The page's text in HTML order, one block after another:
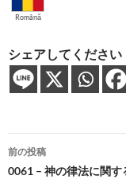
Română
シェアしてください
投
稿
前の投稿
0061 – 神の律法に関